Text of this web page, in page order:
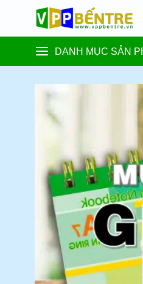
content
DANH MỤC SẢN